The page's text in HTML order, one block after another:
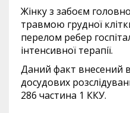
Жінку з забоєм
травмою грудної
перелом ребер
інтенсивної терапії.
Даний факт внесений
досудових
286 частина 1 ККУ.